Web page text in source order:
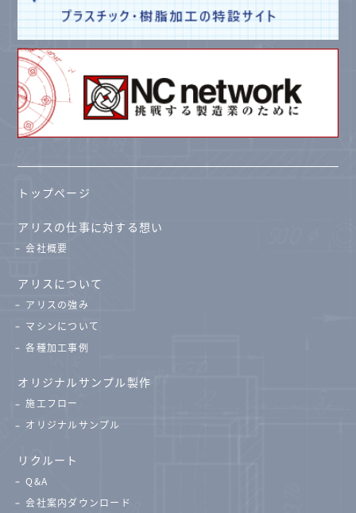
トップページ
アリスの仕事に対する想い
会社概要
アリスについて
アリスの強み
マシンについて
各種加工事例
オリジナルサンプル製作
施工フロー
オリジナルサンプル
リクルート
Q&A
会社案内ダウンロード